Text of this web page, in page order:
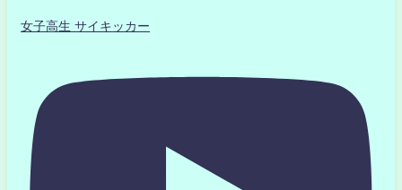
女子高生 サイキッカー